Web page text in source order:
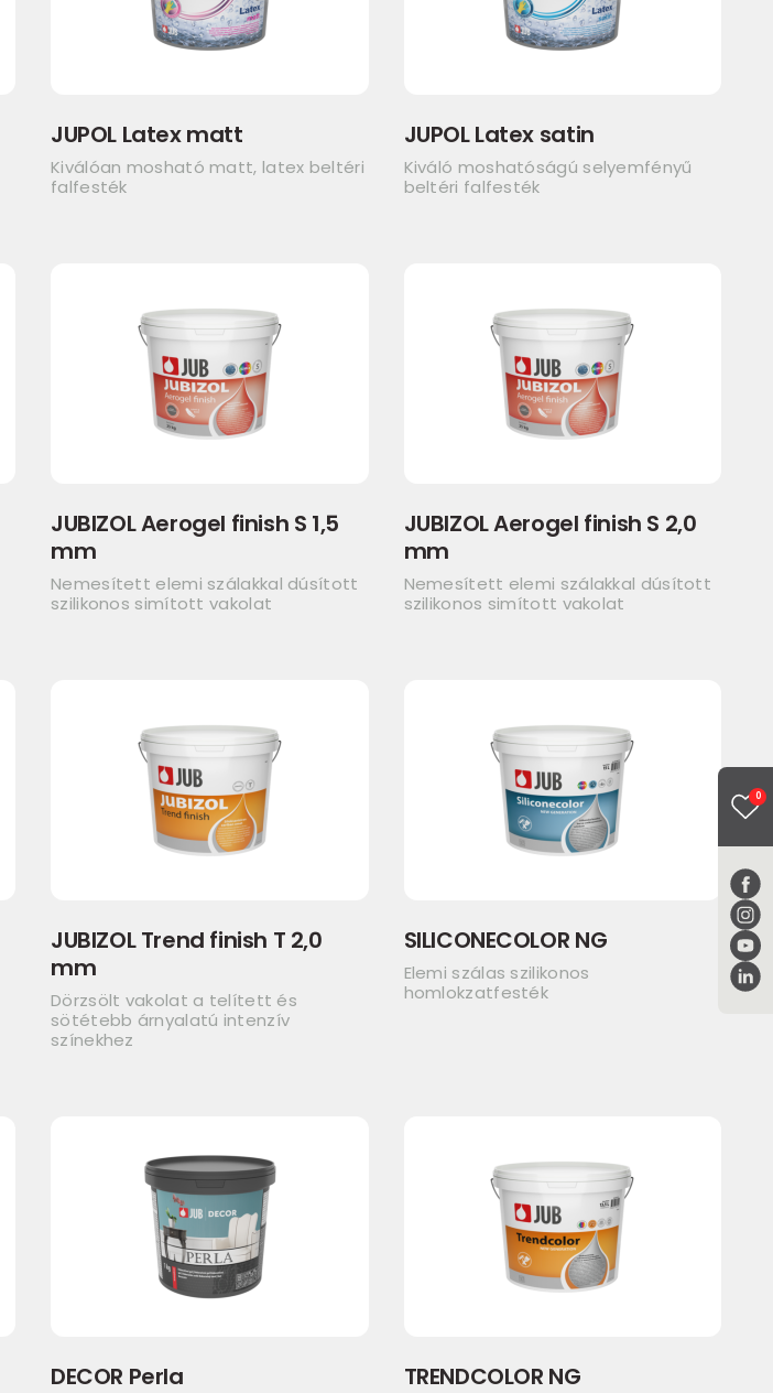
0
JUPOL Latex matt
Kiválóan mosható matt, latex beltéri
falfesték
JUPOL Latex satin
Kiváló moshatóságú selyemfényű
beltéri falfesték
JUBIZOL Aerogel finish S 1,5
mm
Nemesített elemi szálakkal dúsított
szilikonos simított vakolat
JUBIZOL Aerogel finish S 2,0
mm
Nemesített elemi szálakkal dúsított
szilikonos simított vakolat
JUBIZOL Trend finish T 2,0
mm
Dörzsölt vakolat a telített és
sötétebb árnyalatú intenzív
színekhez
SILICONECOLOR NG
Elemi szálas szilikonos
homlokzatfesték
DECOR Perla TRENDCOLOR NG